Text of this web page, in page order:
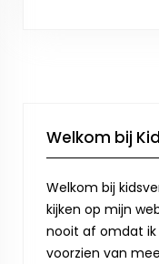
Welkom bij
Welkom bij
kijken op mijn
nooit af omdat
voorzien van